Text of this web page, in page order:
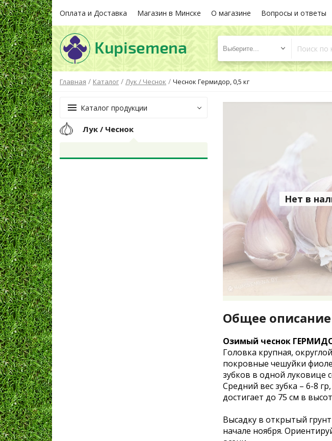
Оплата и Доставка Магазин в Минске О магазине Вопросы и ответы
Выберите...
Главная / Каталог / Лук / Чеснок / Чеснок Гермидор, 0,5 кг
Каталог продукции
Лук / Чеснок
Нет в
Общее описание
Озимый чеснок
Головка крупная,
покровные чешуйки
зубков в одной луковице
Средний вес зубка – 6-8
достигает до 75 см в
Высадку в открытый
начале ноября.